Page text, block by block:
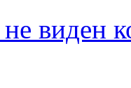
виден